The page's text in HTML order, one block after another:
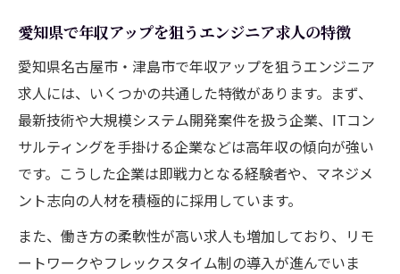
愛知県で年収アップを狙うエンジニア求人の特徴
愛知県名古屋市・津島市で年収アップを狙うエンジニア
求人には、いくつかの共通した特徴があります。まず、
最新技術や大規模システム開発案件を扱う企業、ITコン
サルティングを手掛ける企業などは高年収の傾向が強い
です。こうした企業は即戦力となる経験者や、マネジメ
ント志向の人材を積極的に採用しています。
また、働き方の柔軟性が高い求人も増加しており、リモ
ートワークやフレックスタイム制の導入が進んでいま